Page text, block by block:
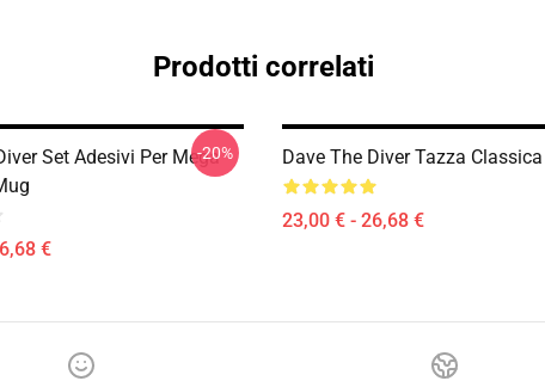
Prodotti correlati
Set Adesivi Per Mega
€
-20% Dave The Diver Tazza Classica
23,00 € - 26,68 €